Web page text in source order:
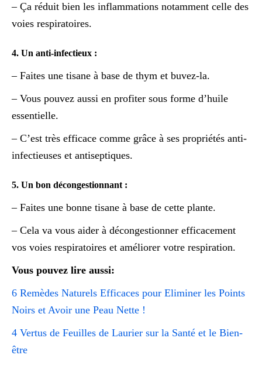
– Ça réduit bien les inflammations notamment celle des
voies respiratoires.
4. Un anti-infectieux :
– Faites une tisane à base de thym et buvez-la.
– Vous pouvez aussi en profiter sous forme d’huile
essentielle.
– C’est très efficace comme grâce à ses propriétés anti-
infectieuses et antiseptiques.
5. Un bon décongestionnant :
– Faites une bonne tisane à base de cette plante.
– Cela va vous aider à décongestionner efficacement
vos voies respiratoires et améliorer votre respiration.
Vous pouvez lire aussi:
6 Remèdes Naturels Efficaces pour Eliminer les Points
Noirs et Avoir une Peau Nette !
4 Vertus de Feuilles de Laurier sur la Santé et le Bien-
être